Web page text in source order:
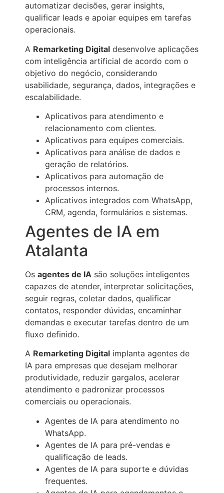
automatizar decisões, gerar insights,
qualificar leads e apoiar equipes em tarefas
operacionais.
A Remarketing Digital desenvolve aplicações
com inteligência artificial de acordo com o
objetivo do negócio, considerando
usabilidade, segurança, dados, integrações e
escalabilidade.
Aplicativos para atendimento e
relacionamento com clientes.
Aplicativos para equipes comerciais.
Aplicativos para análise de dados e
geração de relatórios.
Aplicativos para automação de
processos internos.
Aplicativos integrados com WhatsApp,
CRM, agenda, formulários e sistemas.
Agentes de IA em
Atalanta
Os agentes de IA são soluções inteligentes
capazes de atender, interpretar solicitações,
seguir regras, coletar dados, qualificar
contatos, responder dúvidas, encaminhar
demandas e executar tarefas dentro de um
fluxo definido.
A Remarketing Digital implanta agentes de
IA para empresas que desejam melhorar
produtividade, reduzir gargalos, acelerar
atendimento e padronizar processos
comerciais ou operacionais.
Agentes de IA para atendimento no
WhatsApp.
Agentes de IA para pré-vendas e
qualificação de leads.
Agentes de IA para suporte e dúvidas
frequentes.